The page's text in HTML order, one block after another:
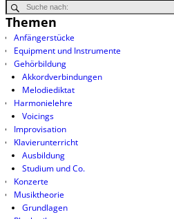
Themen
Anfängerstücke
Equipment und Instrumente
Gehörbildung
Akkordverbindungen
Melodiediktat
Harmonielehre
Voicings
Improvisation
Klavierunterricht
Ausbildung
Studium und Co.
Konzerte
Musiktheorie
Grundlagen